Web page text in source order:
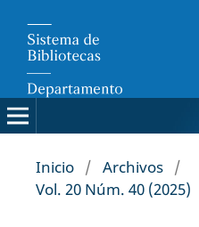
Inicio / Archivos /
Vol. 20 Núm. 40 (2025)